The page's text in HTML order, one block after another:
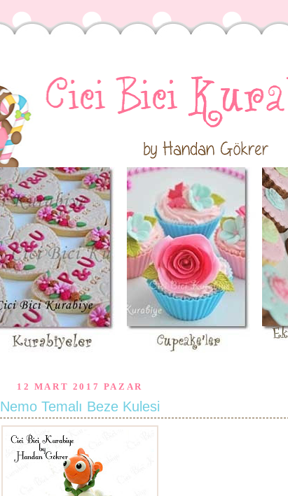
12 MART 2017 PAZAR
Nemo Temalı Beze Kulesi